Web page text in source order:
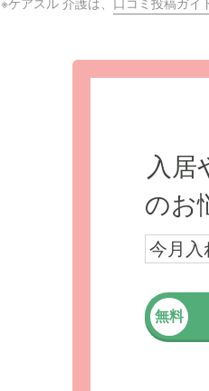
外観: 当
約2分に
※ケアスル 介護は、 口コミ投稿ガイ
入居
のお
今月入
無料